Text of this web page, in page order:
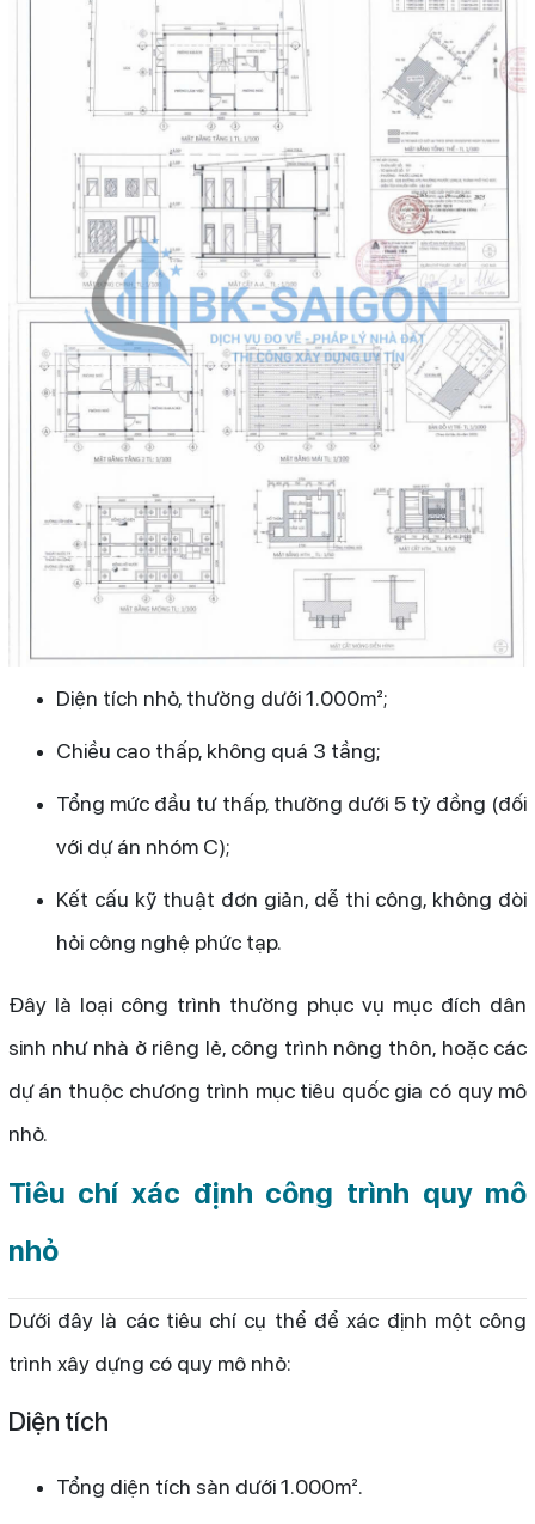
Diện tích nhỏ, thường dưới 1.000m²;
Chiều cao thấp, không quá 3 tầng;
Tổng mức đầu tư thấp, thường dưới 5 tỷ đồng (đối
với dự án nhóm C);
Kết cấu kỹ thuật đơn giản, dễ thi công, không đòi
hỏi công nghệ phức tạp.
Đây là loại công trình thường phục vụ mục đích dân
sinh như nhà ở riêng lẻ, công trình nông thôn, hoặc các
dự án thuộc chương trình mục tiêu quốc gia có quy mô
nhỏ.
Tiêu chí xác định công trình quy mô
nhỏ
Dưới đây là các tiêu chí cụ thể để xác định một công
trình xây dựng có quy mô nhỏ:
Diện tích
Tổng diện tích sàn dưới 1.000m².